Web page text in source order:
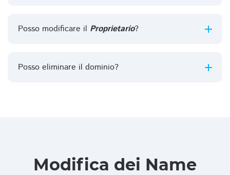
Posso modificare il Proprietario?
Posso eliminare il dominio?
Modifica dei Name